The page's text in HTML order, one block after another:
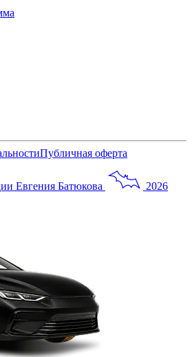
Публичная оферта
Евгения Батюкова
2026